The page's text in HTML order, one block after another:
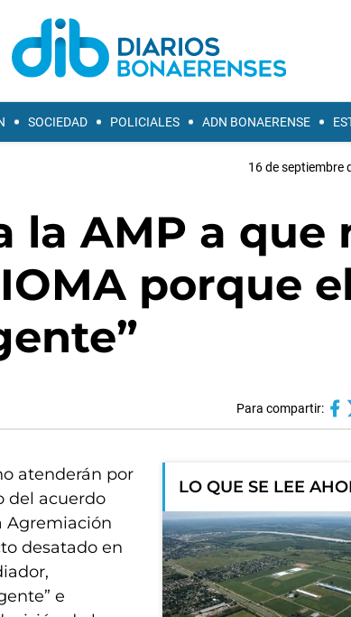
SOCIEDAD POLICIALES ADN BONAERENSE
16 de septiembre
la AMP a que
porque el
Para compartir:
atenderán por
del acuerdo
Agremiación
desatado en
e
LO QUE SE LEE